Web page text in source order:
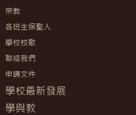
宗教
各班主保聖人
學校校歌
聯絡我們
申請文件
學校最新發展
學與教